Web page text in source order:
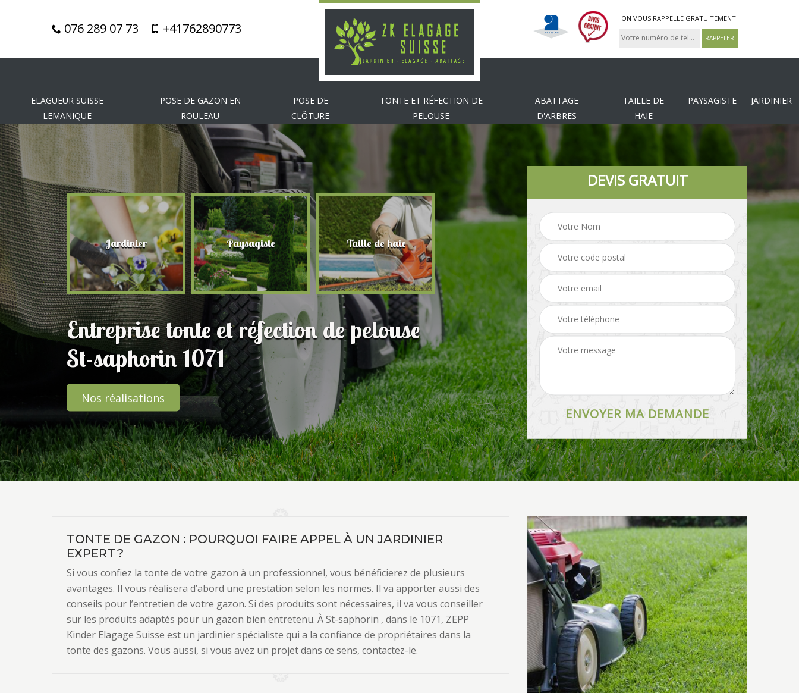
076 289 07 73 +41762890773
ON VOUS RAPPELLE GRATUITEMENT
ELAGUEUR SUISSE
LEMANIQUE
POSE DE GAZON EN
ROULEAU
POSE DE
CLÔTURE
TONTE ET RÉFECTION DE
PELOUSE
ABATTAGE
D'ARBRES
TAILLE DE
HAIE
PAYSAGISTE JARDINIER
Jardinier Paysagiste Taille de haie Abattage d'arbres Tonte et réfection de Pose de clôture
Entreprise tonte et réfection de pelouse
St-saphorin 1071
Nos réalisations
DEVIS GRATUIT
TONTE DE GAZON : POURQUOI FAIRE APPEL À UN JARDINIER
EXPERT ?
Si vous confiez la tonte de votre gazon à un professionnel, vous bénéficierez de plusieurs
avantages. Il vous réalisera d’abord une prestation selon les normes. Il va apporter aussi des
conseils pour l’entretien de votre gazon. Si des produits sont nécessaires, il va vous conseiller
sur les produits adaptés pour un gazon bien entretenu. À St-saphorin , dans le 1071, ZEPP
Kinder Elagage Suisse est un jardinier spécialiste qui a la confiance de propriétaires dans la
tonte des gazons. Vous aussi, si vous avez un projet dans ce sens, contactez-le.